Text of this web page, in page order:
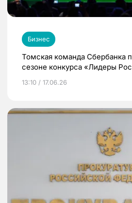
Бизнес
Томская команда Сбербанка
сезоне конкурса «Лидеры
13:10 / 17.06.26